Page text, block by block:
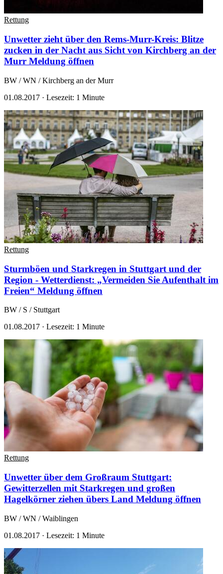
Rettung
Unwetter zieht über den Rems-Murr-Kreis: Blitze
zucken in der Nacht aus Sicht von Kirchberg an der
Murr Meldung öffnen
BW / WN / Kirchberg an der Murr
01.08.2017 · Lesezeit: 1 Minute
Rettung
Sturmböen und Starkregen in Stuttgart und der
Region - Wetterdienst: „Vermeiden Sie Aufenthalt im
Freien“ Meldung öffnen
BW / S / Stuttgart
01.08.2017 · Lesezeit: 1 Minute
Rettung
Unwetter über dem Großraum Stuttgart:
Gewitterzellen mit Starkregen und großen
Hagelkörner ziehen übers Land Meldung öffnen
BW / WN / Waiblingen
01.08.2017 · Lesezeit: 1 Minute